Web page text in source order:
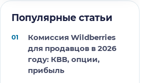
Популярные статьи
Комиссия Wildberries
для продавцов в 2026
году: КВВ, опции,
прибыль